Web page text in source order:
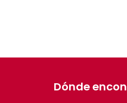
Dónde